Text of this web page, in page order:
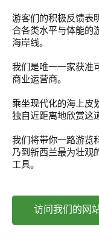
游客们的积极反馈表
合各类水平与体能的
海岸线。
我们是唯一一家获准
商业运营商。
乘坐现代化的海上皮
独自近距离地欣赏这
我们将带你一路游览
乃到新西兰最为壮观
工具。
访问我们的网